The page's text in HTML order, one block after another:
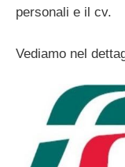
personali e il cv.
Vediamo nel